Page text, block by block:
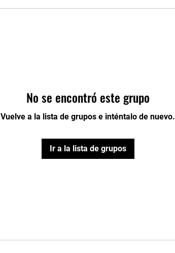
No se encontró este grupo
Vuelve a la lista de grupos e inténtalo de nuevo.
Ir a la lista de grupos